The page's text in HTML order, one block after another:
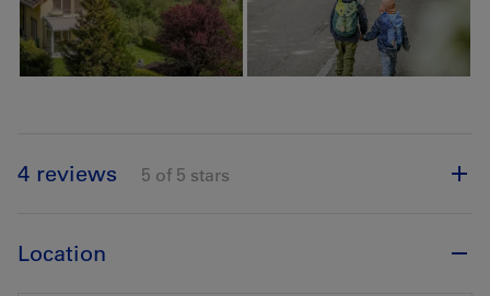
4 reviews 5 of 5 stars
Location